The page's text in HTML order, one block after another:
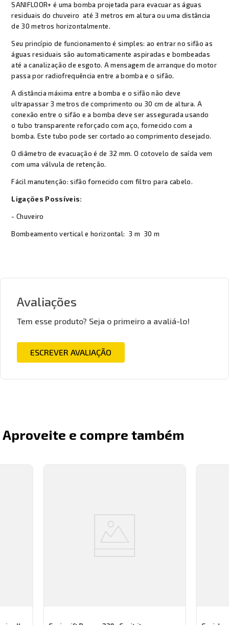
SANIFLOOR+ é uma bomba projetada para evacuar as águas
residuais do chuveiro até 3 metros em altura ou uma distância
de 30 metros horizontalmente.
Seu princípio de funcionamento é simples: ao entrar no sifão as
águas residuais são automaticamente aspiradas e bombeadas
até a canalização de esgoto. A mensagem de arranque do motor
passa por radiofrequência entre a bomba e o sifão.
A distância máxima entre a bomba e o sifão não deve
ultrapassar 3 metros de comprimento ou 30 cm de altura. A
conexão entre o sifão e a bomba deve ser assegurada usando
o tubo transparente reforçado com aço, fornecido com a
bomba. Este tubo pode ser cortado ao comprimento desejado.
O diâmetro de evacuação é de 32 mm. O cotovelo de saída vem
com uma válvula de retenção.
Fácil manutenção: sifão fornecido com filtro para cabelo.
Ligações Possíveis:
- Chuveiro
Bombeamento vertical e horizontal: 3 m 30 m
Avaliações
Tem esse produto? Seja o primeiro a avaliá-lo!
ESCREVER AVALIAÇÃO
Aproveite e compre também